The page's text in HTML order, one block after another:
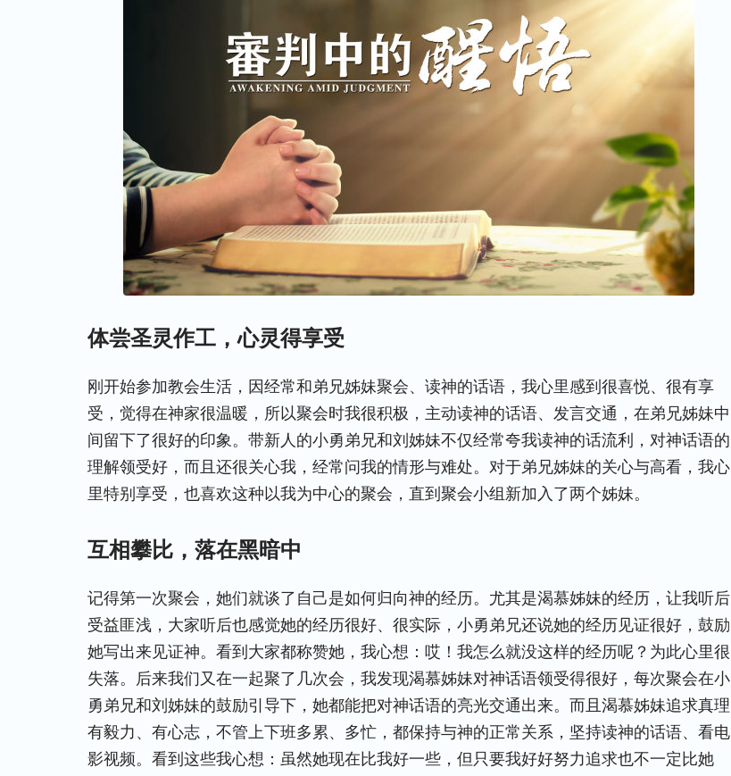
体尝圣灵作工，心灵得享受
刚开始参加教会生活，因经常和弟兄姊妹聚会、读神的话语，我心里感到很喜悦、很有享
受，觉得在神家很温暖，所以聚会时我很积极，主动读神的话语、发言交通，在弟兄姊妹中
间留下了很好的印象。带新人的小勇弟兄和刘姊妹不仅经常夸我读神的话流利，对神话语的
理解领受好，而且还很关心我，经常问我的情形与难处。对于弟兄姊妹的关心与高看，我心
里特别享受，也喜欢这种以我为中心的聚会，直到聚会小组新加入了两个姊妹。
互相攀比，落在黑暗中
记得第一次聚会，她们就谈了自己是如何归向神的经历。尤其是渴慕姊妹的经历，让我听后
受益匪浅，大家听后也感觉她的经历很好、很实际，小勇弟兄还说她的经历见证很好，鼓励
她写出来见证神。看到大家都称赞她，我心想：哎！我怎么就没这样的经历呢？为此心里很
失落。后来我们又在一起聚了几次会，我发现渴慕姊妹对神话语领受得很好，每次聚会在小
勇弟兄和刘姊妹的鼓励引导下，她都能把对神话语的亮光交通出来。而且渴慕姊妹追求真理
有毅力、有心志，不管上下班多累、多忙，都保持与神的正常关系，坚持读神的话语、看电
影视频。看到这些我心想：虽然她现在比我好一些，但只要我好好努力追求也不一定比她